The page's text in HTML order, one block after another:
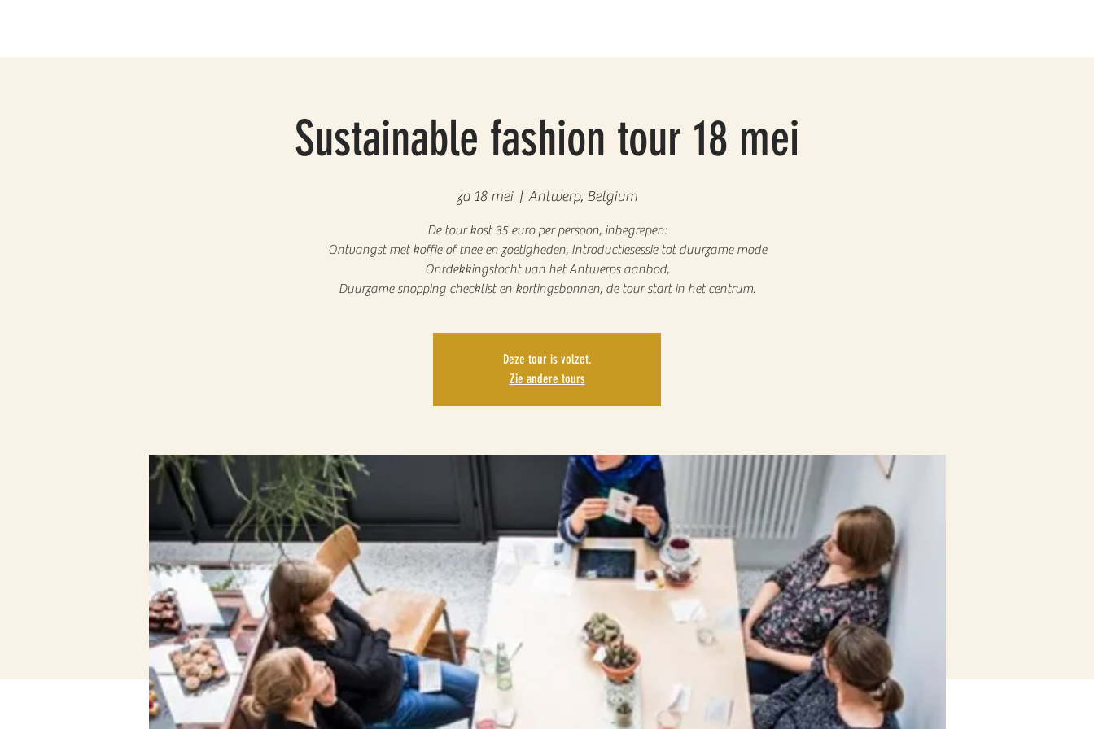
Sustainable fashion tour 18 mei
za 18 mei
  |
Antwerp, Belgium
De tour kost 35 euro per persoon, inbegrepen:
Ontvangst met koffie of thee en zoetigheden, Introductiesessie tot duurzame mode
Ontdekkingstocht van het Antwerps aanbod,
Duurzame shopping checklist en kortingsbonnen, de tour start in het centrum.
Deze tour is volzet.
Zie andere tours